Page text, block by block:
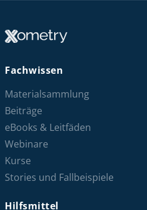
Fachwissen
Materialsammlung
Beiträge
eBooks & Leitfäden
Webinare
Kurse
Stories und Fallbeispiele
Hilfsmittel